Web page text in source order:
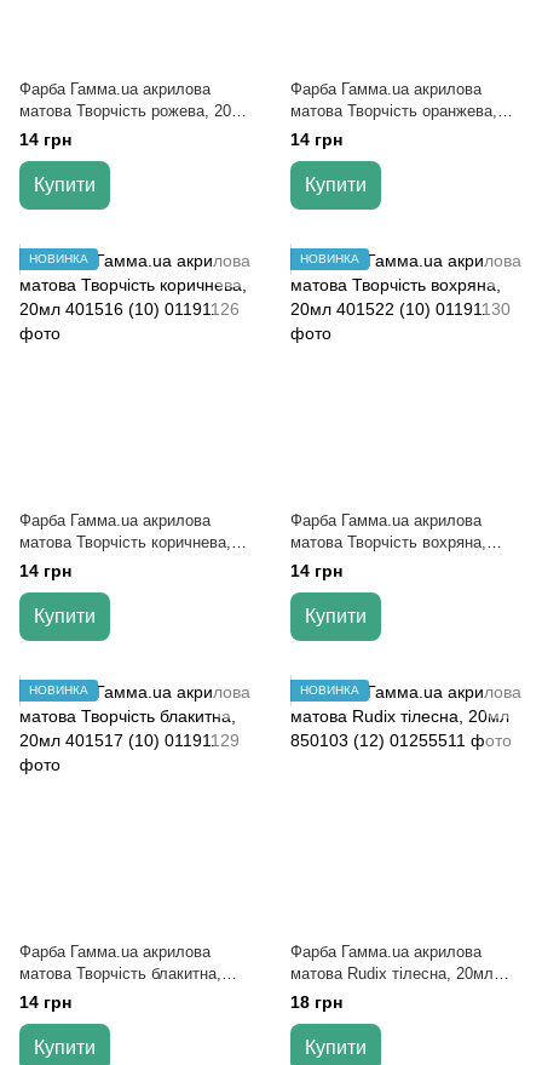
Фарба Гамма.ua акрилова
матова Творчість рожева, 20мл
401520 (10)
14 грн
Купити
Фарба Гамма.ua акрилова
матова Творчість оранжева,
20мл 401521 (10)
14 грн
Купити
НОВИНКА
Фарба Гамма.ua акрилова
матова Творчість коричнева,
20мл 401516 (10)
14 грн
Купити
НОВИНКА
Фарба Гамма.ua акрилова
матова Творчість вохряна,
20мл 401522 (10)
14 грн
Купити
НОВИНКА
Фарба Гамма.ua акрилова
матова Творчість блакитна,
20мл 401517 (10)
14 грн
Купити
НОВИНКА
Фарба Гамма.ua акрилова
матова Rudix тілесна, 20мл
850103 (12)
18 грн
Купити